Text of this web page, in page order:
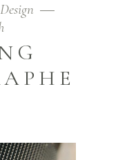
Design